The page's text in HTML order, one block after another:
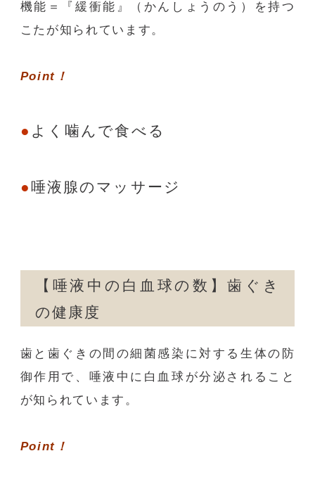
機能＝『緩衝能』（かんしょうのう）を持つ
こたが知られています。
Point！
よく噛んで食べる
唾液腺のマッサージ
【唾液中の白血球の数】歯ぐき
の健康度
歯と歯ぐきの間の細菌感染に対する生体の防
御作用で、唾液中に白血球が分泌されること
が知られています。
Point！